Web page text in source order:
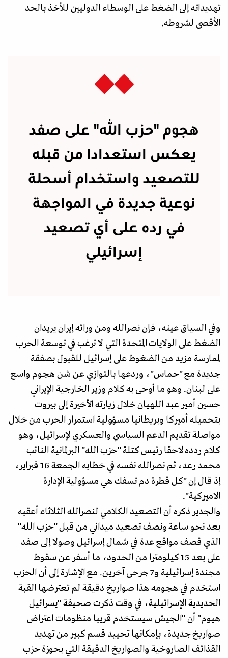
تهديداته إلى الضغط على الوسطاء الدوليين للأخذ بالحد
الأقصى لشروطه.
هجوم "حزب الله" على صفد
يعكس استعدادا من قبله
للتصعيد واستخدام أسحلة
نوعية جديدة في المواجهة
في رده على أي تصعيد
إسرائيلي
وفي السياق عينه، فإن نصرالله ومن ورائه إيران يريدان
الضغط على الولايات المتحدة التي لا ترغب في توسعة الحرب
لممارسة مزيد من الضغوط على إسرائيل للقبول بصفقة
جديدة مع "حماس"، وردعها بالتوازي عن شن هجوم واسع
على لبنان. وهو ما أوحى به كلام وزير الخارجية الإيراني
حسين أمير عبد اللهيان خلال زيارته الأخيرة إلى بيروت
بتحميله أميركا وبريطانيا مسؤولية استمرار الحرب من خلال
مواصلة تقديم الدعم السياسي والعسكري لإسرائيل، وهو
كلام ردده لاحقا رئيس كتلة "حزب الله" البرلمانية النائب
محمد رعد، ثم نصرالله نفسه في خطابه الجمعة 16 فبراير،
إذ قال إن "كل قطرة دم تسفك هي مسؤولية الإدارة
الاميركية".
والجدير ذكره أن التصعيد الكلامي لنصرالله الثلاثاء أعقبه
بعد نحو ساعة ونصف تصعيد ميداني من قبل "حزب الله"
الذي قصف مواقع عدة في شمال إسرائيل وصولا إلى صفد
على بعد 15 كيلومترا من الحدود، ما أسفر عن سقوط
مجندة إسرائيلية و7 جرحى آخرين. مع الإشارة إلى أن الحزب
استخدم في هجومه هذا صواريخ دقيقة لم تعترضها القبة
الحديدية الإسرائيلية، في وقت ذكرت صحيفة "يسرائيل
هيوم" أن "الجيش سيستخدم قريبا منظومات اعتراض
صواريخ جديدة، بإمكانها تحييد قسم كبير من تهديد
القذائف الصاروخية والصواريخ الدقيقة التي بحوزة حزب